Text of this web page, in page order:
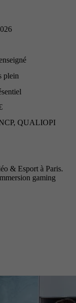
plein
QUALIOPI
& Esport à Paris.
gaming